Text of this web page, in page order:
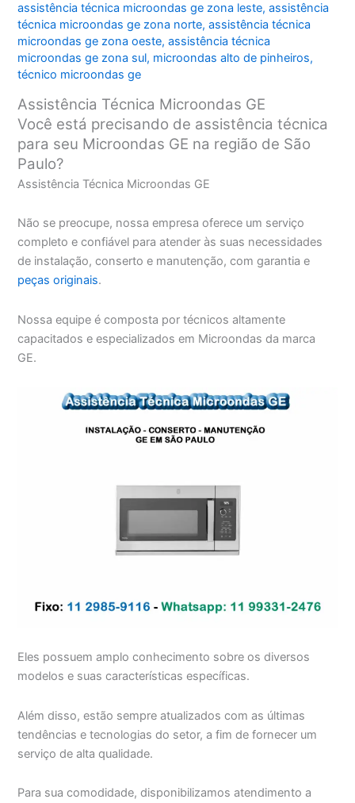
assistência técnica microondas ge zona leste,assistência
técnica microondas ge zona norte,assistência técnica
microondas ge zona oeste,assistência técnica
microondas ge zona sul, microondas alto de pinheiros,
técnico microondas ge
Assistência Técnica Microondas GE
Você está precisando de assistência técnica
para seu Microondas GE na região de São
Paulo?
Assistência Técnica Microondas GE
Não se preocupe, nossa empresa oferece um serviço
completo e confiável para atender às suas necessidades
de instalação, conserto e manutenção, com garantia e
peças originais.
Nossa equipe é composta por técnicos altamente
capacitados e especializados em Microondas da marca
GE.
Eles possuem amplo conhecimento sobre os diversos
modelos e suas características específicas.
Além disso, estão sempre atualizados com as últimas
tendências e tecnologias do setor, a fim de fornecer um
serviço de alta qualidade.
Para sua comodidade, disponibilizamos atendimento a